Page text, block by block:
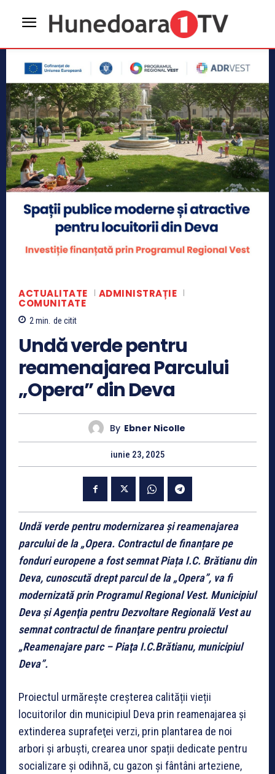
ACTUALITATE ADMINISTRAȚIE
COMUNITATE
2min. de citit
Undă verde pentru
reamenajarea Parcului
„Opera” din Deva
By Ebner Nicolle
iunie 23, 2025
Undă verde pentru modernizarea și reamenajarea
parcului de la „Opera. Contractul de finanțare pe
fonduri europene a fost semnat Piața I.C. Brătianu din
Deva, cunoscută drept parcul de la „Opera”, va fi
modernizată prin Programul Regional Vest. Municipiul
Deva şi Agenţia pentru Dezvoltare Regională Vest au
semnat contractul de finanţare pentru proiectul
„Reamenajare parc – Piaţa I.C.Brătianu, municipiul
Deva”.
Proiectul urmăreşte creşterea calității vieții
locuitorilor din municipiul Deva prin reamenajarea şi
extinderea suprafeţei verzi, prin plantarea de noi
arbori şi arbuşti, crearea unor spații dedicate pentru
socializare şi odihnă, cu gazon şi fântâni arteziene,